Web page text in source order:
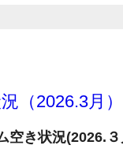
（2026.3月
空き状況(2026.